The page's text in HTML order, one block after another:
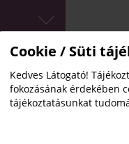
Cookie / Süti
Kedves Látogató!
fokozásának érdekében
tájékoztatásunkat